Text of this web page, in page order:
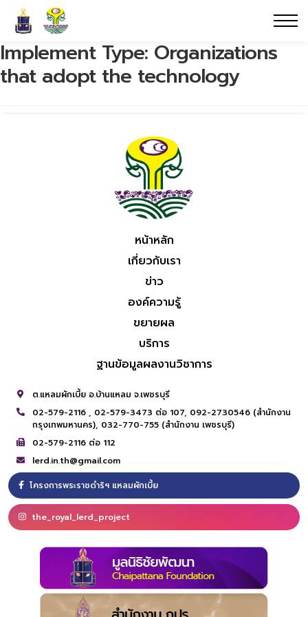
Implement Type: Organizations
that adopt the technology
หน้าหลัก
เกี่ยวกับเรา
ข่าว
องค์ความรู้
ขยายผล
บริการ
ฐานข้อมูลผลงานวิชาการ
ต.แหลมผักเบี้ย อ.บ้านแหลม จ.เพชรบุรี
02-579-2116 , 02-579-3473 ต่อ 107, 092-2730546 (สำนักงาน
กรุงเทพมหานคร), 032-770-755 (สำนักงาน เพชรบุรี)
02-579-2116 ต่อ 112
lerd.in.th@gmail.com
โครงการพระราชดำริฯ แหลมผักเบี้ย
the_royal_lerd_project